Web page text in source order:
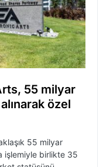
55 milyar
özel
55 milyar
işlemiyle birlikte 35